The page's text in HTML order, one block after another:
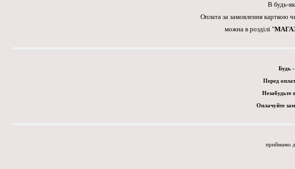
В будь-
Оплата за замовлення карткою
можна в розділі "
Будь -
Перед
Незабудьте
Оплачуйте
приймамо